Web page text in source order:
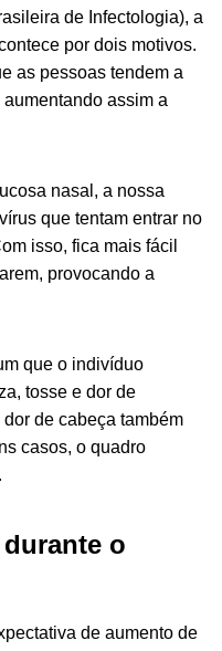
de Infectologia), a
por dois motivos.
as pessoas tendem a
assim a
nasal, a nossa
que tentam entrar no
isso, fica mais fácil
provocando a
que o indivíduo
tosse e dor de
de cabeça também
casos, o quadro
o
de aumento de